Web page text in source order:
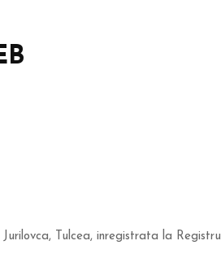
Tulcea, inregistrata la Registrul